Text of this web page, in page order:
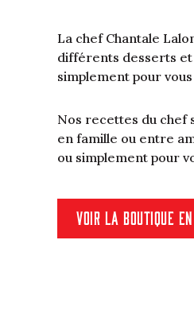
La chef Chantale
différents desserts
simplement pour
Nos recettes du chef
en famille ou entre
ou simplement pour
VOIR LA BOUTIQUE